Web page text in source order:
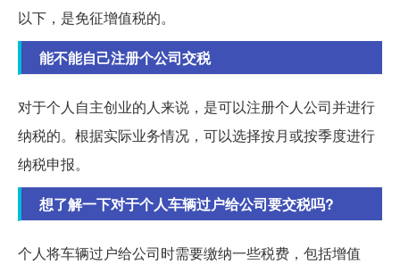
以下，是免征增值税的。
能不能自己注册个公司交税
对于个人自主创业的人来说，是可以注册个人公司并进行
纳税的。根据实际业务情况，可以选择按月或按季度进行
纳税申报。
想了解一下对于个人车辆过户给公司要交税吗?
个人将车辆过户给公司时需要缴纳一些税费，包括增值